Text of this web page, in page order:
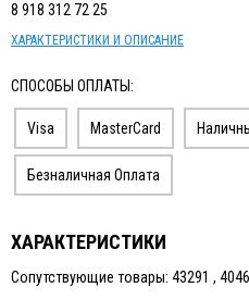
8 918 312 72 25
ХАРАКТЕРИСТИКИ И ОПИСАНИЕ
СПОСОБЫ ОПЛАТЫ:
Visa MasterCard
Безналичная Оплата
ХАРАКТЕРИСТИКИ
Сопутствующие товары: 43291 ,